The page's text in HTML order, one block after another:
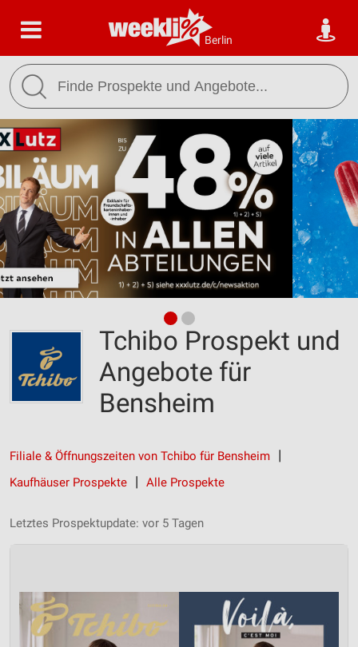
Berlin
Tchibo Prospekt und
Angebote für
Bensheim
Filiale & Öffnungszeiten von Tchibo für Bensheim
Kaufhäuser Prospekte
Alle Prospekte
Letztes Prospektupdate: vor 5 Tagen